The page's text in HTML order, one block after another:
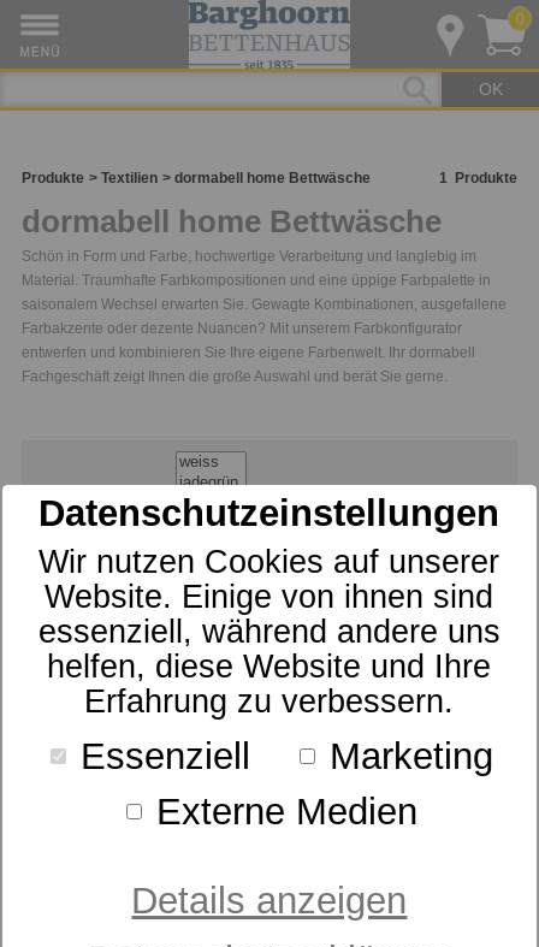
OK
0
Produkte Textilien dormabell home Bettwäsche 1 Produkte
dormabell home Bettwäsche
Schön in Form und Farbe, hochwertige Verarbeitung und langlebig im
Material. Traumhafte Farbkompositionen und eine üppige Farbpalette in
saisonalem Wechsel erwarten Sie. Gewagte Kombinationen, ausgefallene
Farbakzente oder dezente Nuancen? Mit unserem Farbkonfigurator
entwerfen und kombinieren Sie Ihre eigene Farbenwelt. Ihr dormabell
Fachgeschäft zeigt Ihnen die große Auswahl und berät Sie gerne.
Größe
Textilart
Sortierung
Preis
Datenschutzeinstellungen
Wir nutzen Cookies auf unserer
Website. Einige von ihnen sind
essenziell, während andere uns
helfen, diese Website und Ihre
Erfahrung zu verbessern.
Essenziell
Marketing
Externe Medien
Details anzeigen